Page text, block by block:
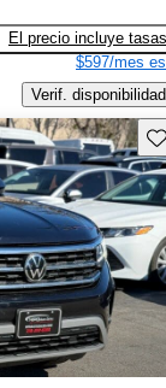
El precio incluye tasas
$597/mes
Verif. disponibilidad